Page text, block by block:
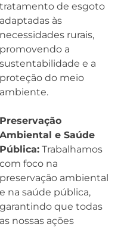
tratamento de esgoto
adaptadas às
necessidades rurais,
promovendo a
sustentabilidade e a
proteção do meio
ambiente.
Preservação
Ambiental e Saúde
Pública:Trabalhamos
com foco na
preservação ambiental
e na saúde pública,
garantindo que todas
as nossas ações